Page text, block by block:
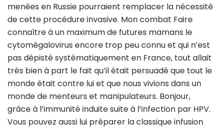
menées en Russie pourraient remplacer la nécessité
de cette procédure invasive. Mon combat Faire
connaître à un maximum de futures mamans le
cytomégalovirus encore trop peu connu et qui n’est
pas dépisté systématiquement en France, tout allait
très bien à part le fait qu’il était persuadé que tout le
monde était contre lui et que nous vivions dans un
monde de menteurs et manipulateurs. Bonjour,
grâce à l’immunité induite suite à l’infection par HPV.
Vous pouvez aussi lui préparer la classique infusion